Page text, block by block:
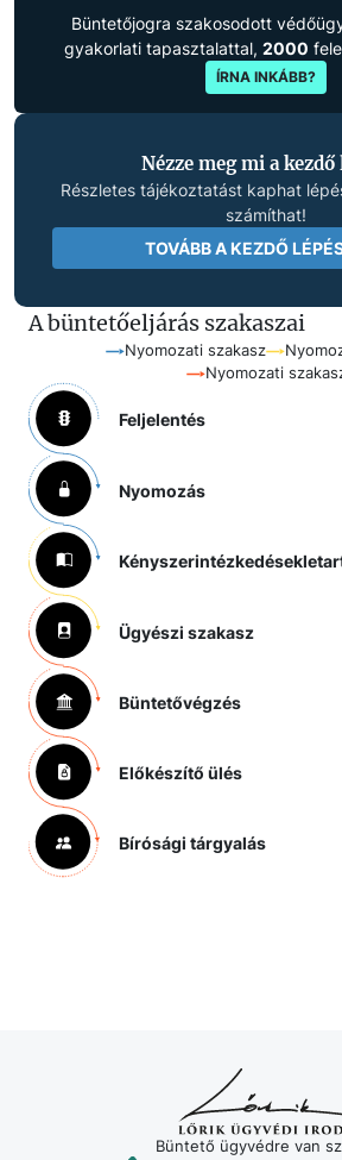
Büntetőjogra szakosodott
gyakorlati tapasztalattal, 2000
ÍRNA INKÁBB?
Nézze meg mi a kezdő
Részletes tájékoztatást kaphat
számíthat!
TOVÁBB A KEZDŐ
A büntetőeljárás szakaszai
Nyomozati szakasz
Nyomozati
Feljelentés
Nyomozás
Kényszerintézkedések
Ügyészi szakasz
Büntetővégzés
Előkészítő ülés
Bírósági tárgyalás
Büntető ügyvédre van